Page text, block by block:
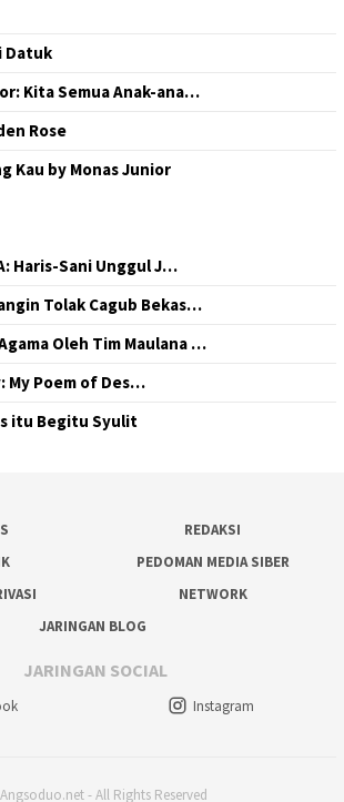
Datuk
Kita Semua Anak-ana…
Rose
Kau by Monas Junior
Haris-Sani Unggul J…
Tolak Cagub Bekas…
Oleh Tim Maulana …
My Poem of Des…
itu Begitu Syulit
REDAKSI
PEDOMAN MEDIA SIBER
NETWORK
JARINGAN BLOG
JARINGAN SOCIAL
Instagram
- All Rights Reserved